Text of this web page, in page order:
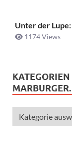
Unter der
1174 Views